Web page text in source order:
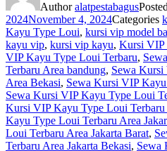
Authoralatpestabagus
2024November 4, 2024Categories
Kayu Type Loui, kursi vip model
kayu vip, kursi vip kayu, Kursi VIP
VIP Kayu Type Loui Terbaru,
Terbaru Area bandung, Sewa
Area Bekasi, Sewa Kursi VIP
Sewa Kursi VIP Kayu Type Loui
Kursi VIP Kayu Type Loui
Kayu Type Loui Terbaru Area
Loui Terbaru Area Jakarta Barat,
Terbaru Area Jakarta Bekasi, Sewa